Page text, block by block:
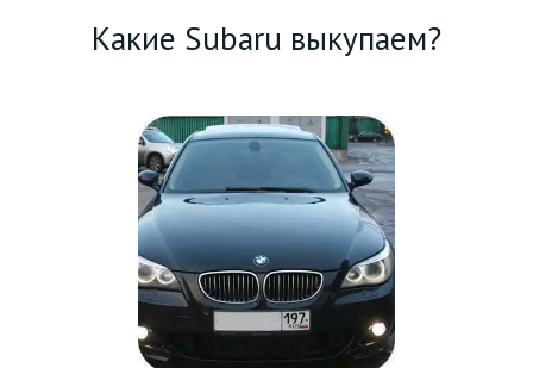
Какие Subaru выкупаем?